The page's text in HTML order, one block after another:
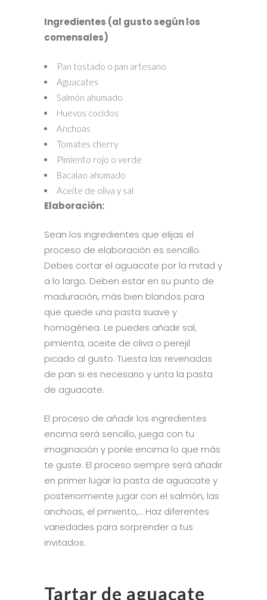
Ingredientes (al gusto según los
comensales)
Pan tostado o pan artesano
Aguacates
Salmón ahumado
Huevos cocidos
Anchoas
Tomates cherry
Pimiento rojo o verde
Bacalao ahumado
Aceite de oliva y sal
Elaboración:
Sean los ingredientes que elijas el
proceso de elaboración es sencillo.
Debes cortar el aguacate por la mitad y
a lo largo. Deben estar en su punto de
maduración, más bien blandos para
que quede una pasta suave y
homogénea. Le puedes añadir sal,
pimienta, aceite de oliva o perejil
picado al gusto. Tuesta las revenadas
de pan si es necesario y unta la pasta
de aguacate.
El proceso de añadir los ingredientes
encima será sencillo, juega con tu
imaginación y ponle encima lo que más
te guste. El proceso siempre será añadir
en primer lugar la pasta de aguacate y
posteriormente jugar con el salmón, las
anchoas, el pimiento,… Haz diferentes
variedades para sorprender a tus
invitados.
Tartar de aguacate